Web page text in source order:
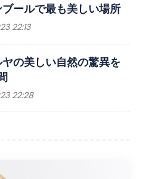
ールで最も美しい場所
22:13
の美しい自然の驚異を
22:28